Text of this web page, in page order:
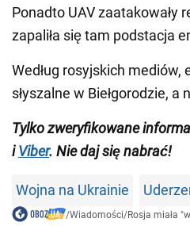
Ponadto UAV zaatakowały
zapaliła się tam podstacja
Według rosyjskich mediów,
słyszalne w Biełgorodzie,
Tylko zweryfikowane
iViber. Nie daj się nabrać!
Wojna na Ukrainie
/Wiadomości/Rosja miała